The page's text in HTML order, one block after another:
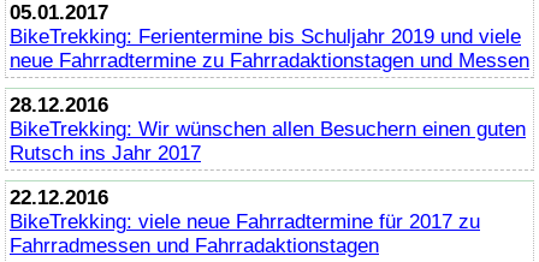
05.01.2017
BikeTrekking: Ferientermine bis Schuljahr 2019 und viele
neue Fahrradtermine zu Fahrradaktionstagen und Messen
28.12.2016
BikeTrekking: Wir wünschen allen Besuchern einen guten
Rutsch ins Jahr 2017
22.12.2016
BikeTrekking: viele neue Fahrradtermine für 2017 zu
Fahrradmessen und Fahrradaktionstagen